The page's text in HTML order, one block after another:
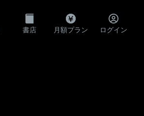
書店 月額プラン ログイン